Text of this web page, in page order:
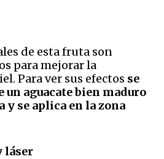
de esta fruta son
para mejorar la
Para ver sus efectos se
un aguacate bien maduro
y se aplica en la zona
láser